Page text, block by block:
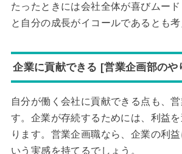
たったときには会社全体が喜びムー
と自分の成長がイコールであるとも考
企業に貢献できる [営業企画部のや
自分が働く会社に貢献できる点も、
す。企業が存続するためには、利益
ります。営業企画職なら、企業の利
いう実感を持てるでしょう。